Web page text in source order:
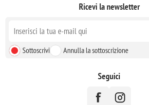
Ricevi la newsletter
Sottoscrivi Annulla la sottoscrizione
Seguici